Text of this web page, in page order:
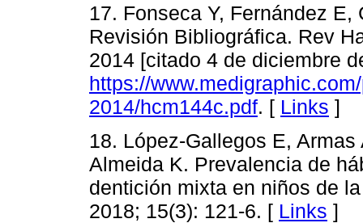
17. Fonseca Y, Fernández
Revisión Bibliográfica. Rev
2014 [citado 4 de diciembre
https://
2014/hcm144c.pdf. [ Links ]
18. López-Gallegos E,
Almeida K. Prevalencia de
dentición mixta en niños de
2018; 15(3): 121-6. [ Links ]